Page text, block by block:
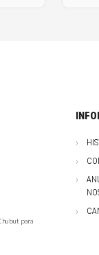
para